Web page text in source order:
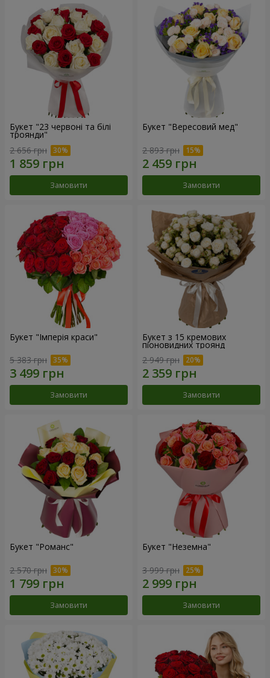
Букет "23 червоні та білі
троянди"
2 656 грн
Замовити
Букет "Вересовий мед"
2 893 грн
Замовити
Букет "Імперія краси"
5 383 грн
Замовити
Букет з 15 кремових
піоновидних троянд
2 949 грн
Замовити
Букет "Романс"
2 570 грн
Замовити
Букет "Неземна"
3 999 грн
Замовити